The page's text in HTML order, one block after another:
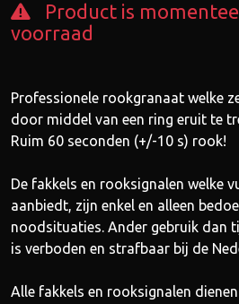
Product is
voorraad
Professionele rookgranaat welke
door middel van een ring eruit te
Ruim 60 seconden (+/-10 s) rook!
De fakkels en rooksignalen welke
aanbiedt, zijn enkel en alleen
noodsituaties. Ander gebruik dan
is verboden en strafbaar bij de
Alle fakkels en rooksignalen